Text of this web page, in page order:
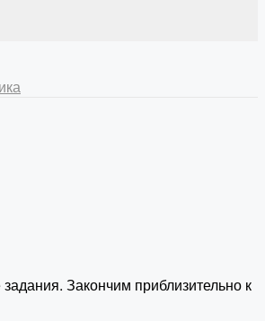
Закончим приблизительно к